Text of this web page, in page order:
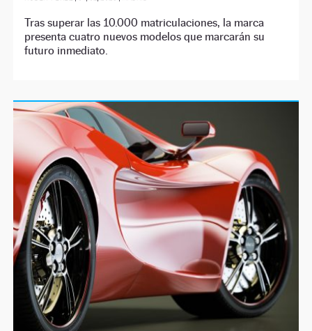
Tras superar las 10.000 matriculaciones, la marca
presenta cuatro nuevos modelos que marcarán su
futuro inmediato.